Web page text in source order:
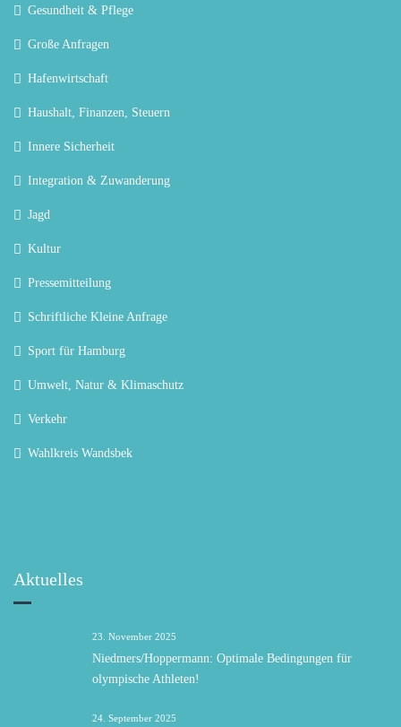
Gesundheit & Pflege
Große Anfragen
Hafenwirtschaft
Haushalt, Finanzen, Steuern
Innere Sicherheit
Integration & Zuwanderung
Jagd
Kultur
Pressemitteilung
Schriftliche Kleine Anfrage
Sport für Hamburg
Umwelt, Natur & Klimaschutz
Verkehr
Wahlkreis Wandsbek
Aktuelles
23. November 2025
Niedmers/Hoppermann: Optimale Bedingungen für
olympische Athleten!
24. September 2025